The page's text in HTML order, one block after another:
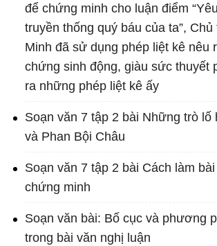
để chứng minh cho luận điểm
truyền thống quý báu của ta”,
Minh đã sử dụng phép liệt kê nêu
chứng sinh động, giàu sức thuyết
ra những phép liệt kê ấy
Soạn văn 7 tập 2 bài Những trò lố
và Phan Bội Châu
Soạn văn 7 tập 2 bài Cách làm
chứng minh
Soạn văn bài: Bố cục và phương
trong bài văn nghị luận